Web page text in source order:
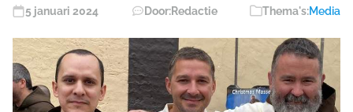
5 januari 2024 Door:Redactie Thema's:Media